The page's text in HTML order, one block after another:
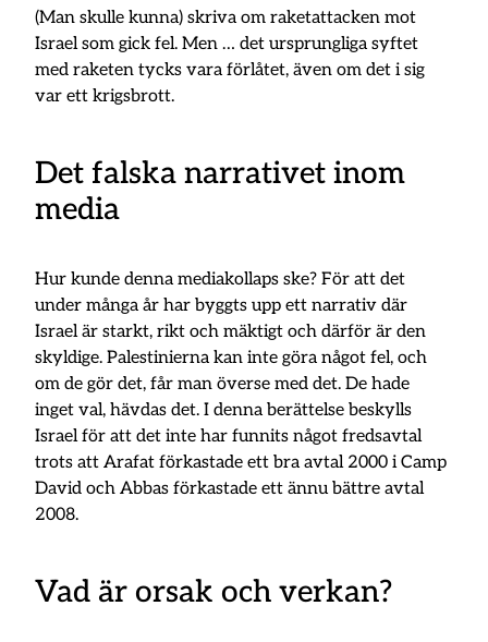
(Man skulle kunna) skriva om raketattacken mot
Israel som gick fel. Men … det ursprungliga syftet
med raketen tycks vara förlåtet, även om det i sig
var ett krigsbrott.
Det falska narrativet inom
media
Hur kunde denna mediakollaps ske? För att det
under många år har byggts upp ett narrativ där
Israel är starkt, rikt och mäktigt och därför är den
skyldige. Palestinierna kan inte göra något fel, och
om de gör det, får man överse med det. De hade
inget val, hävdas det. I denna berättelse beskylls
Israel för att det inte har funnits något fredsavtal
trots att Arafat förkastade ett bra avtal 2000 i Camp
David och Abbas förkastade ett ännu bättre avtal
2008.
Vad är orsak och verkan?